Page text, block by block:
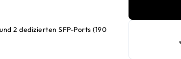
2 dedizierten SFP-Ports (190